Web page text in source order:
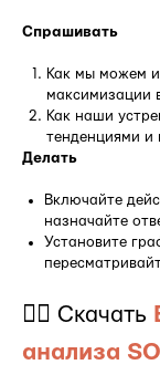
Спрашивать
Как мы можем
максимизации
Как наши
тенденциями и
Делать
Включайте
назначайте
Установите
👉🏻 Скачать
анализа